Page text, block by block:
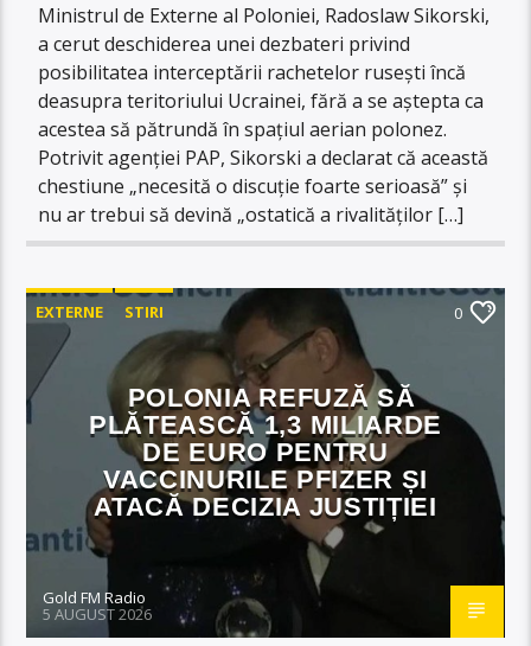
Ministrul de Externe al Poloniei, Radoslaw Sikorski,
a cerut deschiderea unei dezbateri privind
posibilitatea interceptării rachetelor rusești încă
deasupra teritoriului Ucrainei, fără a se aștepta ca
acestea să pătrundă în spațiul aerian polonez.
Potrivit agenției PAP, Sikorski a declarat că această
chestiune „necesită o discuție foarte serioasă” și
nu ar trebui să devină „ostatică a rivalităților […]
EXTERNE STIRI 0
POLONIA REFUZĂ SĂ
PLĂTEASCĂ 1,3 MILIARDE
DE EURO PENTRU
VACCINURILE PFIZER ȘI
ATACĂ DECIZIA JUSTIȚIEI
Gold FM Radio
5 AUGUST 2026